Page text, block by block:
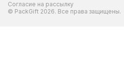
Согласие на рассылку
© PackGift 2026. Все права защищены.